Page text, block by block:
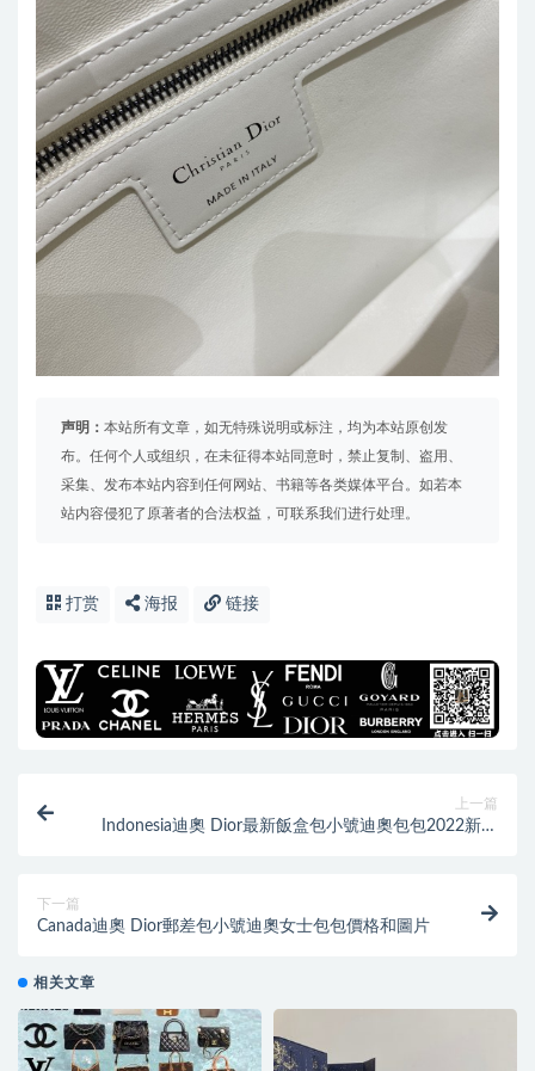
声明： 本站所有文章，如无特殊说明或标注，均为本站原创发
布。任何个人或组织，在未征得本站同意时，禁止复制、盗用、
采集、发布本站内容到任何网站、书籍等各类媒体平台。如若本
站内容侵犯了原著者的合法权益，可联系我们进行处理。
打赏 海报 链接
上一篇
Indonesia迪奧 Dior最新飯盒包小號迪奧包包2022新款
下一篇
Canada迪奧 Dior郵差包小號迪奧女士包包價格和圖片
相关文章